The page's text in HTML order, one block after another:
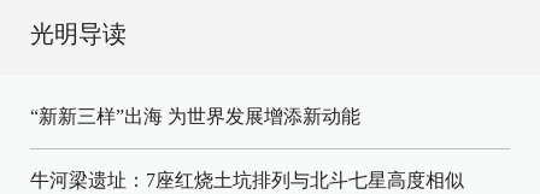
光明导读
“新新三样”出海 为世界发展增添新动能
牛河梁遗址：7座红烧土坑排列与北斗七星高度相似